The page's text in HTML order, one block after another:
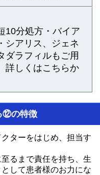
10分処方・バイア
シアリス、ジェネ
ダラフィルもご用
詳しくはこちらか
⑫の特徴
ターをはじめ、担当す
るまで責任を持ち、生
して患者様のお力にな